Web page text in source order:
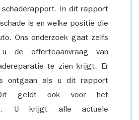
schaderapport. In dit rapport
is en welke positie die
Ons onderzoek gaat zelfs
de offerteaanvraag van
te zien krijgt. Er
ontgaan als u dit rapport
Dit geldt ook voor het
U krijgt alle actuele